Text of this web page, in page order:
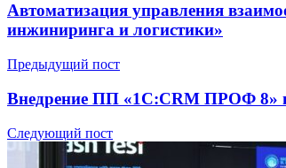
Автоматизация управления
инжиниринга и логистики»
Предыдущий пост
Внедрение ПП «1С:CRM ПРОФ 8»
Следующий пост